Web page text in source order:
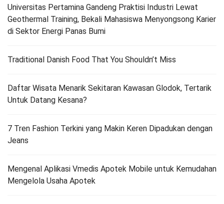
Universitas Pertamina Gandeng Praktisi Industri Lewat
Geothermal Training, Bekali Mahasiswa Menyongsong Karier
di Sektor Energi Panas Bumi
Traditional Danish Food That You Shouldn’t Miss
Daftar Wisata Menarik Sekitaran Kawasan Glodok, Tertarik
Untuk Datang Kesana?
7 Tren Fashion Terkini yang Makin Keren Dipadukan dengan
Jeans
Mengenal Aplikasi Vmedis Apotek Mobile untuk Kemudahan
Mengelola Usaha Apotek